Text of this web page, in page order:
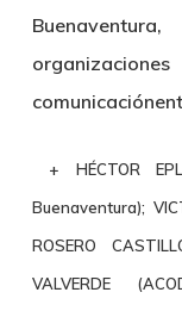
+ HÉCTOR
Buenaventura);
ROSERO
VALVERDE